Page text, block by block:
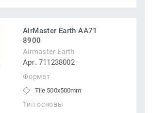
AirMaster Earth AA71
8900
Airmaster Earth
Арт. 711238002
Формат
Tile 500x500mm
Тип основы